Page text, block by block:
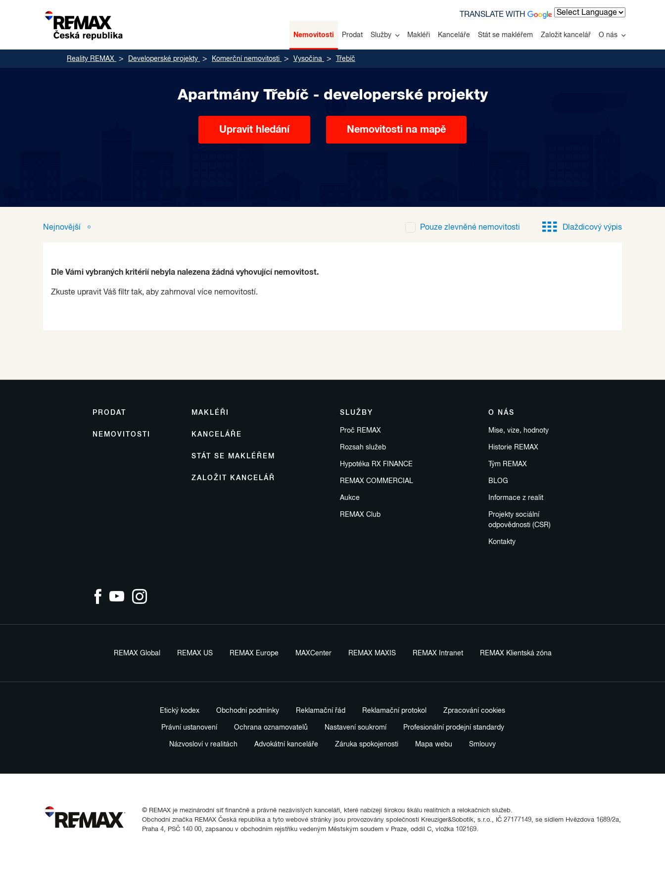
Nemovitosti Prodat Služby Makléři Kanceláře Stát se makléřem Založit kancelář O nás
TRANSLATE WITH
Reality REMAX Developerské projekty Komerční nemovitosti Vysočina Třebíč
Apartmány Třebíč - developerské projekty
Upravit hledání Nemovitosti na mapě
Nejnovější Pouze zlevněné nemovitosti Dlaždicový výpis
Dle Vámi vybraných kritérií nebyla nalezena žádná vyhovující nemovitost.
Zkuste upravit Váš filtr tak, aby zahrnoval více nemovitostí.
PRODAT
NEMOVITOSTI
SLUŽBY
Proč REMAX
Rozsah služeb
Hypotéka RX FINANCE
REMAX COMMERCIAL
Aukce
REMAX Club
MAKLÉŘI
KANCELÁŘE
STÁT SE MAKLÉŘEM
ZALOŽIT KANCELÁŘ
O NÁS
Mise, vize, hodnoty
Historie REMAX
Tým REMAX
BLOG
Informace z realit
Projekty sociální
odpovědnosti (CSR)
Kontakty
REMAX Global REMAX US REMAX Europe MAXCenter REMAX MAXIS REMAX Intranet REMAX Klientská zóna
Etický kodex Obchodní podmínky Reklamační řád Reklamační protokol Zpracování cookies
Právní ustanovení Ochrana oznamovatelů Nastavení soukromí Profesionální prodejní standardy
Názvosloví v realitách Advokátní kanceláře Záruka spokojenosti Mapa webu Smlouvy
© REMAX je mezinárodní síť finančně a právně nezávislých kanceláří, které nabízejí širokou škálu realitních a relokačních služeb.
Obchodní značka REMAX Česká republika a tyto webové stránky jsou provozovány společností Kreuziger&Sobotik, s.r.o., IČ 27177149, se sídlem Hvězdova 1689/2a,
Praha 4, PSČ 140 00, zapsanou v obchodním rejstříku vedeným Městským soudem v Praze, oddíl C, vložka 102169.